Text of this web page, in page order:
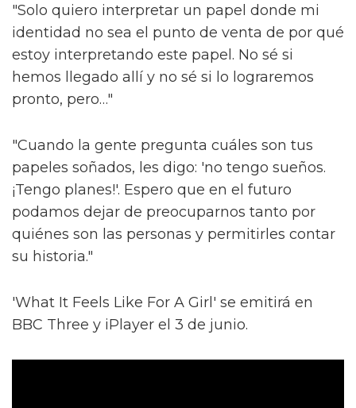
"Solo quiero interpretar un papel donde mi
identidad no sea el punto de venta de por qué
estoy interpretando este papel. No sé si
hemos llegado allí y no sé si lo lograremos
pronto, pero…"
"Cuando la gente pregunta cuáles son tus
papeles soñados, les digo: 'no tengo sueños.
¡Tengo planes!'. Espero que en el futuro
podamos dejar de preocuparnos tanto por
quiénes son las personas y permitirles contar
su historia."
'What It Feels Like For A Girl' se emitirá en
BBC Three y iPlayer el 3 de junio.